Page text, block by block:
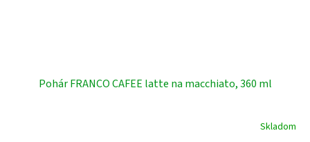
Pohár FRANCO CAFEE latte na macchiato, 360 ml
Skladom